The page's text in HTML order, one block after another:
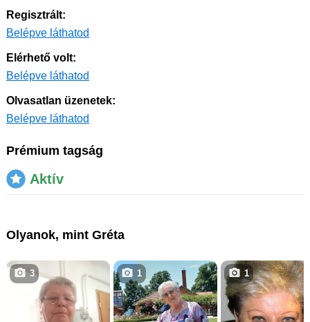
Regisztrált:
Belépve láthatod
Elérhető volt:
Belépve láthatod
Olvasatlan üzenetek:
Belépve láthatod
Prémium tagság
Aktív
Olyanok, mint Gréta
3 1 1